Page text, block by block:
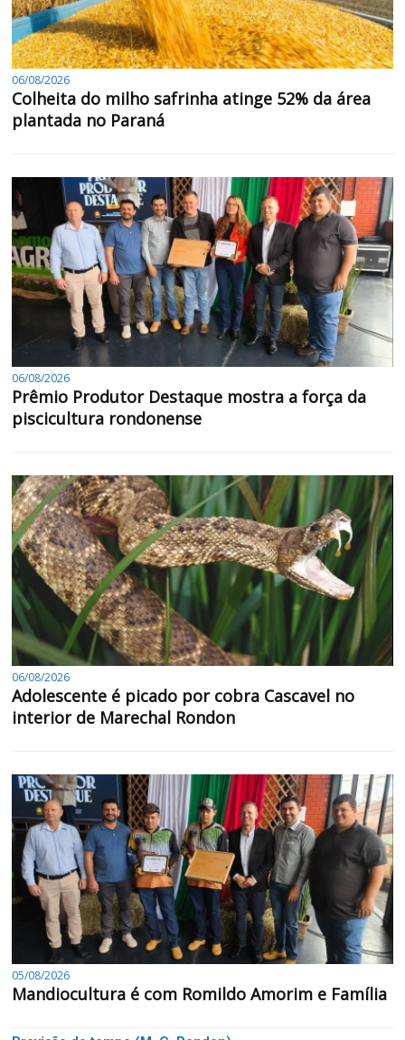
06/08/2026
Colheita do milho safrinha atinge 52% da área
plantada no Paraná
06/08/2026
Prêmio Produtor Destaque mostra a força da
piscicultura rondonense
06/08/2026
Adolescente é picado por cobra Cascavel no
interior de Marechal Rondon
05/08/2026
Mandiocultura é com Romildo Amorim e Família